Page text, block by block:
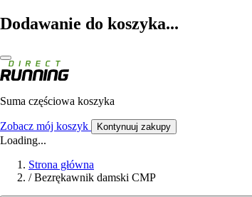
Dodawanie do koszyka...
Suma częściowa koszyka
Zobacz mój koszyk Kontynuuj zakupy
Loading...
Strona główna
/ Bezrękawnik damski CMP